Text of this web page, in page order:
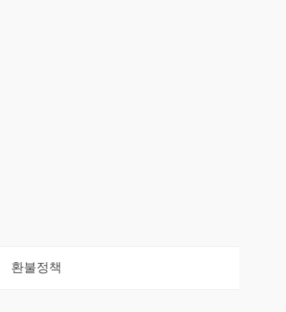
환불정책